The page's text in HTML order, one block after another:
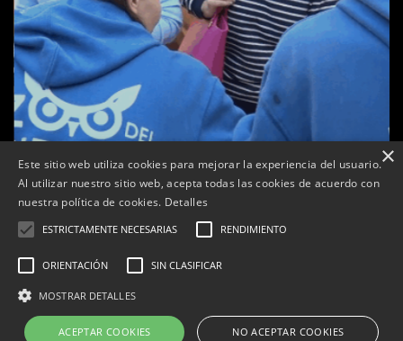
Tàrrega celebra la 25a Fira del Medi Ambient
Per Tàrrega Televisió 18, octubre, 2025 - 12:26
Correu electrònic:info@tarrega.tv
×
Este sitio web utiliza cookies para mejorar la experiencia del usuario.
Al utilizar nuestro sitio web, acepta todas las cookies de acuerdo con
nuestra política de cookies. Detalles
ESTRICTAMENTE NECESARIAS RENDIMIENTO
ORIENTACIÓN SIN CLASIFICAR
MOSTRAR DETALLES
ACEPTAR COOKIES NO ACEPTAR COOKIES